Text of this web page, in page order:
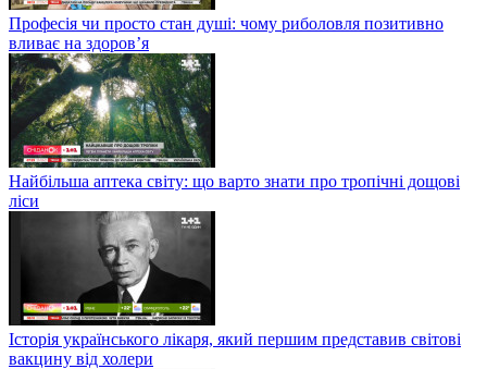
Професія чи просто стан душі: чому риболовля позитивно
вливає на здоров’я
Найбільша аптека світу: що варто знати про тропічні дощові
ліси
Історія українського лікаря, який першим представив світові
вакцину від холери